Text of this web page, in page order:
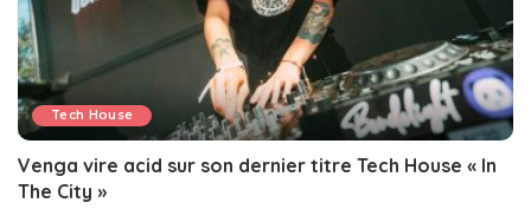
Tech House
Venga vire acid sur son dernier titre Tech House « In
The City »